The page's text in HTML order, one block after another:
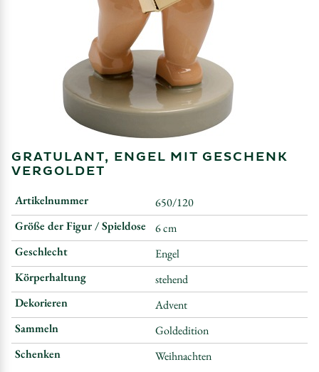
GRATULANT, ENGEL MIT GESCHENK
VERGOLDET
Artikelnummer
650/120
Größe der Figur / Spieldose
6 cm
Geschlecht
Engel
Körperhaltung
stehend
Dekorieren
Advent
Sammeln
Goldedition
Schenken
Weihnachten